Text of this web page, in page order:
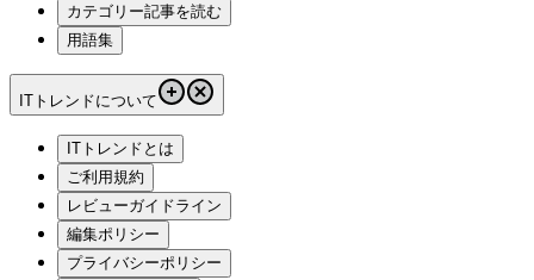
カテゴリー記事を読む
用語集
ITトレンドについて
ITトレンドとは
ご利用規約
レビューガイドライン
編集ポリシー
プライバシーポリシー